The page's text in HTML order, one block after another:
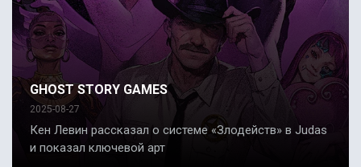
GHOST STORY GAMES
2025-08-27
Кен Левин рассказал о системе «Злодейств» в Judas
и показал ключевой арт